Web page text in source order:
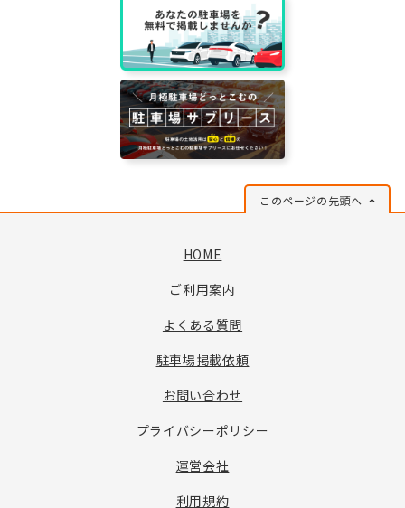
このページの先頭へ
HOME
ご利用案内
よくある質問
駐車場掲載依頼
お問い合わせ
プライバシーポリシー
運営会社
利用規約